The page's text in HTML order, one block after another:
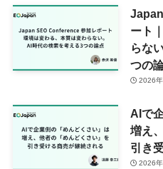
ート
らな
つの
2026
AIで
増え
引き
2026